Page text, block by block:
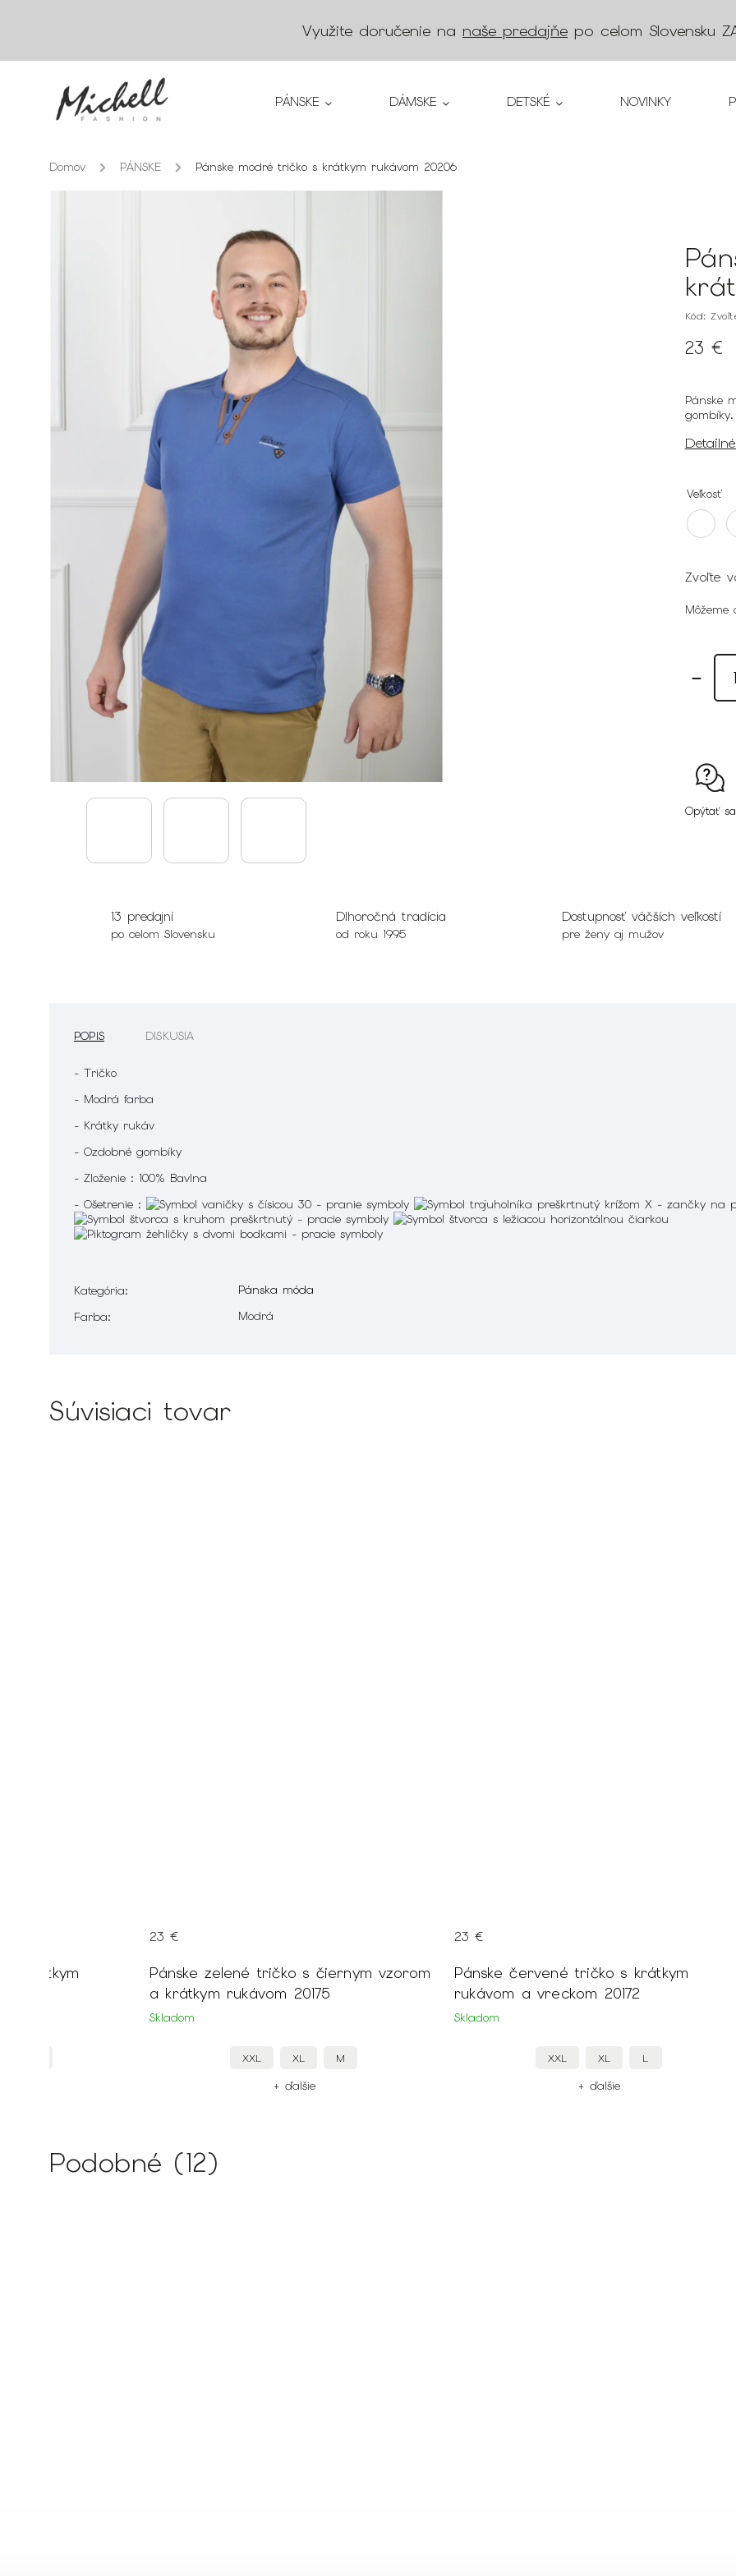
Využite doručenie na naše predajňe po celom Slovensku
PÁNSKE DÁMSKE DETSKÉ NOVINKY
Domov / PÁNSKE / Pánske modré tričko s krátkym rukávom 20206
Kód:
23 €
Pánske
gombíky.
Veľkosť
Zvoľte
Môžeme
Opýtať sa
13 predajní
po celom Slovensku
Dlhoročná tradícia
od roku 1995
Dostupnosť väčších veľkostí
pre ženy aj mužov
POPIS DISKUSIA
- Tričko
- Modrá farba
- Krátky rukáv
- Ozdobné gombíky
- Zloženie : 100% Bavlna
- Ošetrenie :
Kategória:
Pánska móda
Farba: Modrá
Súvisiaci tovar
s krátkym
Pánske zelené tričko s čiernym vzorom
a krátkym rukávom 20175
Skladom
23 €
XXL XL M
+ ďalšie
Pánske červené tričko s krátkym
rukávom a vreckom 20172
Skladom
23 €
XXL XL L
+ ďalšie
Podobné (12)